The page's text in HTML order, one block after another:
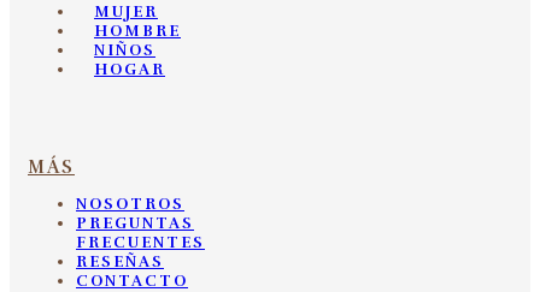
MUJER
HOMBRE
NIÑOS
HOGAR
MÁS
NOSOTROS
PREGUNTAS
FRECUENTES
RESEÑAS
CONTACTO